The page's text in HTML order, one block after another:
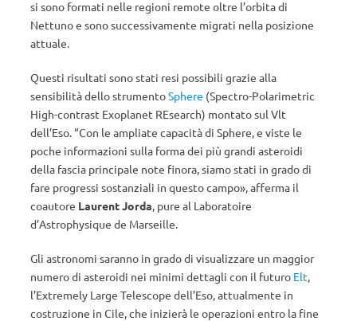
si sono formati nelle regioni remote oltre l’orbita di
Nettuno e sono successivamente migrati nella posizione
attuale.
Questi risultati sono stati resi possibili grazie alla
sensibilità dello strumentoSphere (Spectro-Polarimetric
High-contrast Exoplanet REsearch) montato sul Vlt
dell’Eso. “Con le ampliate capacità di Sphere, e viste le
poche informazioni sulla forma dei più grandi asteroidi
della fascia principale note finora, siamo stati in grado di
fare progressi sostanziali in questo campo», afferma il
coautore Laurent Jorda, pure al Laboratoire
d’Astrophysique de Marseille.
Gli astronomi saranno in grado di visualizzare un maggior
numero di asteroidi nei minimi dettagli con il futuro Elt,
l’Extremely Large Telescope dell’Eso, attualmente in
costruzione in Cile, che inizierà le operazioni entro la fine